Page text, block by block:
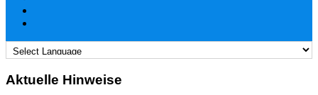
Aktuelle Hinweise